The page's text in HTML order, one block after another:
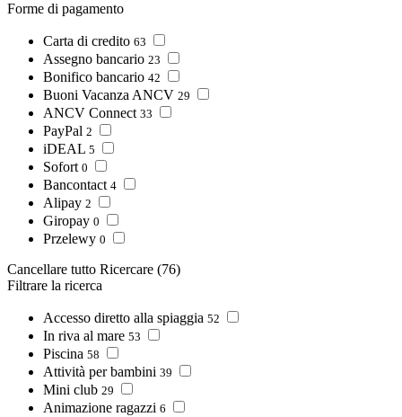
Forme di pagamento
Carta di credito 63
Assegno bancario 23
Bonifico bancario 42
Buoni Vacanza ANCV 29
ANCV Connect 33
PayPal 2
iDEAL 5
Sofort 0
Bancontact 4
Alipay 2
Giropay 0
Przelewy 0
Cancellare tutto Ricercare (76)
Filtrare la ricerca
Accesso diretto alla spiaggia 52
In riva al mare 53
Piscina 58
Attività per bambini 39
Mini club 29
Animazione ragazzi 6